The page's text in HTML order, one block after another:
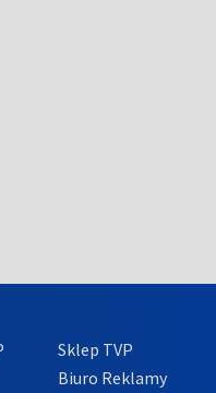
Sklep TVP
Biuro Reklamy